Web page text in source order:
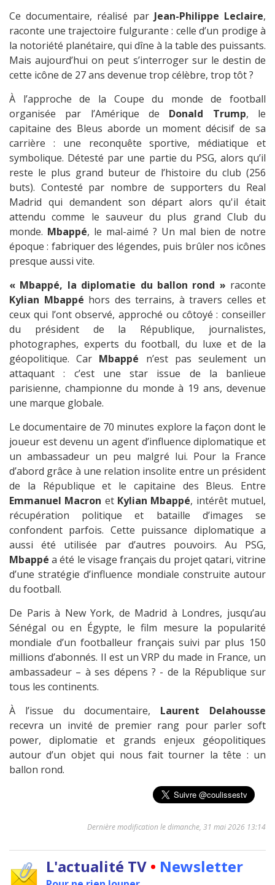
Ce documentaire, réalisé par Jean-Philippe Leclaire,
raconte une trajectoire fulgurante : celle d’un prodige à
la notoriété planétaire, qui dîne à la table des puissants.
Mais aujourd’hui on peut s’interroger sur le destin de
cette icône de 27 ans devenue trop célèbre, trop tôt ?
À l’approche de la Coupe du monde de football
organisée par l’Amérique de Donald Trump, le
capitaine des Bleus aborde un moment décisif de sa
carrière : une reconquête sportive, médiatique et
symbolique. Détesté par une partie du PSG, alors qu’il
reste le plus grand buteur de l’histoire du club (256
buts). Contesté par nombre de supporters du Real
Madrid qui demandent son départ alors qu'il était
attendu comme le sauveur du plus grand Club du
monde. Mbappé, le mal-aimé ? Un mal bien de notre
époque : fabriquer des légendes, puis brûler nos icônes
presque aussi vite.
« Mbappé, la diplomatie du ballon rond » raconte
Kylian Mbappé hors des terrains, à travers celles et
ceux qui l’ont observé, approché ou côtoyé : conseiller
du président de la République, journalistes,
photographes, experts du football, du luxe et de la
géopolitique. Car Mbappé n’est pas seulement un
attaquant : c’est une star issue de la banlieue
parisienne, championne du monde à 19 ans, devenue
une marque globale.
Le documentaire de 70 minutes explore la façon dont le
joueur est devenu un agent d’influence diplomatique et
un ambassadeur un peu malgré lui. Pour la France
d’abord grâce à une relation insolite entre un président
de la République et le capitaine des Bleus. Entre
Emmanuel Macron et Kylian Mbappé, intérêt mutuel,
récupération politique et bataille d’images se
confondent parfois. Cette puissance diplomatique a
aussi été utilisée par d’autres pouvoirs. Au PSG,
Mbappé a été le visage français du projet qatari, vitrine
d’une stratégie d’influence mondiale construite autour
du football.
De Paris à New York, de Madrid à Londres, jusqu’au
Sénégal ou en Égypte, le film mesure la popularité
mondiale d’un footballeur français suivi par plus 150
millions d’abonnés. Il est un VRP du made in France, un
ambassadeur – à ses dépens ? - de la République sur
tous les continents.
À l’issue du documentaire, Laurent Delahousse
recevra un invité de premier rang pour parler soft
power, diplomatie et grands enjeux géopolitiques
autour d’un objet qui nous fait tourner la tête : un
ballon rond.
Dernière modification le dimanche, 31 mai 2026 13:14
L'actualité TV • Newsletter